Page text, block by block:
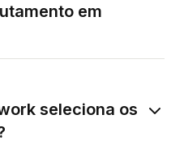
em
seleciona os